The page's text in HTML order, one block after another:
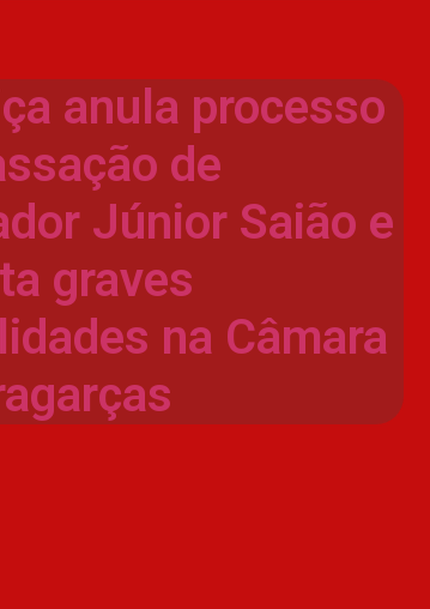
anula processo
de
Júnior Saião e
graves
na Câmara